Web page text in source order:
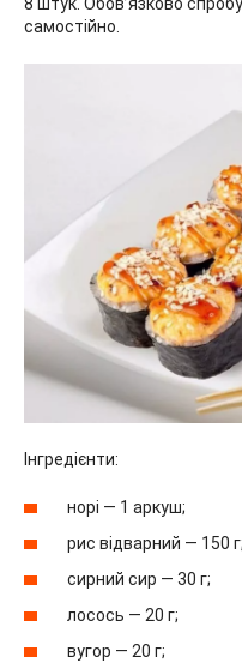
8 штук. Обов’язково
самостійно.
Інгредієнти:
норі — 1 аркуш;
рис відварний — 150 г;
сирний сир — 30 г;
лосось — 20 г;
вугор — 20 г;